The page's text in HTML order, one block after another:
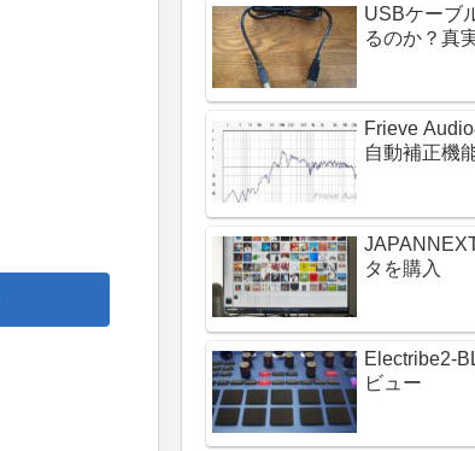
USBケーブ
るのか？真
Frieve
自動補正機
タを購入
Electribe2-
ビュー